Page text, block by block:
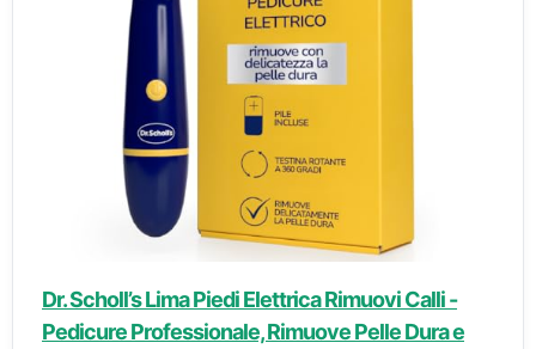
Dr. Scholl’s Lima Piedi Elettrica Rimuovi Calli -
Pedicure Professionale, Rimuove Pelle Dura e